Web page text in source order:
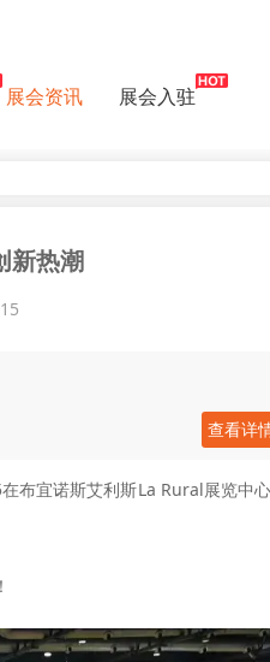
展会资讯 展会入驻
新热潮
查看详
布宜诺斯艾利斯La Rural展览中